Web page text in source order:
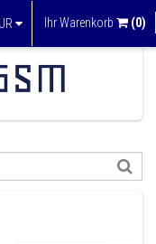
Ihr Warenkorb (0)